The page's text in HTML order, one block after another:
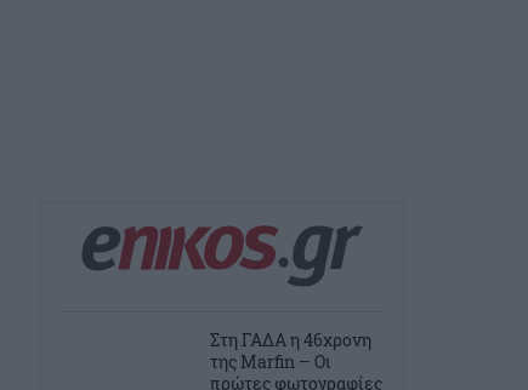
Στη ΓΑΔΑ η 46χρονη
της Marfin – Οι
πρώτες φωτογραφίες